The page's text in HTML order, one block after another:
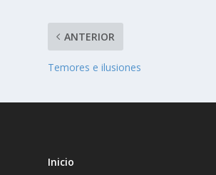
ANTERIOR
Temores e ilusiones
Inicio